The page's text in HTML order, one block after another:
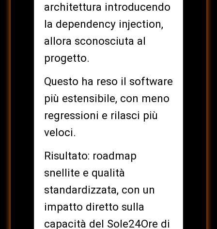
architettura introducendo
la dependency injection,
allora sconosciuta al
progetto.
Questo ha reso il software
più estensibile, con meno
regressioni e rilasci più
veloci.
Risultato: roadmap
snellite e qualità
standardizzata, con un
impatto diretto sulla
capacità del Sole24Ore di